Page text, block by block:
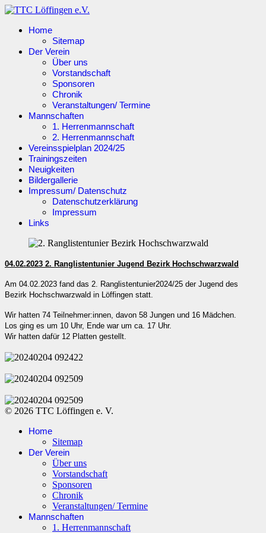
Home
Sitemap
Der Verein
Über uns
Vorstandschaft
Sponsoren
Chronik
Veranstaltungen/ Termine
Mannschaften
1. Herrenmannschaft
2. Herrenmannschaft
Vereinsspielplan 2024/25
Trainingszeiten
Neuigkeiten
Bildergallerie
Impressum/ Datenschutz
Datenschutzerklärung
Impressum
Links
04.02.2023 2. Ranglistentunier Jugend Bezirk Hochschwarzwald
Am 04.02.2023 fand das 2. Ranglistentunier2024/25 der Jugend des
Bezirk Hochschwarzwald in Löffingen statt.
Wir hatten 74 Teilnehmer:innen, davon 58 Jungen und 16 Mädchen.
Los ging es um 10 Uhr, Ende war um ca. 17 Uhr.
Wir hatten dafür 12 Platten gestellt.
© 2026 TTC Löffingen e. V.
Home
Sitemap
Der Verein
Über uns
Vorstandschaft
Sponsoren
Chronik
Veranstaltungen/ Termine
Mannschaften
1. Herrenmannschaft